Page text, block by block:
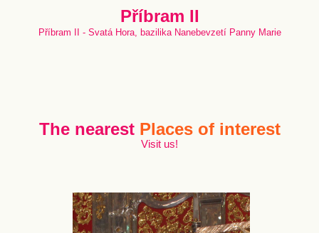
Příbram II
Příbram II - Svatá Hora, bazilika Nanebevzetí Panny Marie
The nearest Places of interest
Visit us!